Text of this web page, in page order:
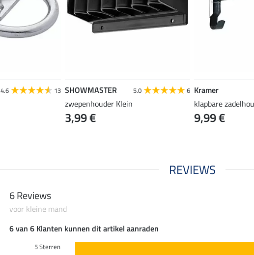
4.6 13 SHOWMASTER 5.0 6
zwepenhouder Klein
3,99 €
Kramer
klapbare
9,99 €
REVIEWS
6 Reviews
voor kleine mand
6 van 6 Klanten kunnen dit artikel aanraden
5 Sterren